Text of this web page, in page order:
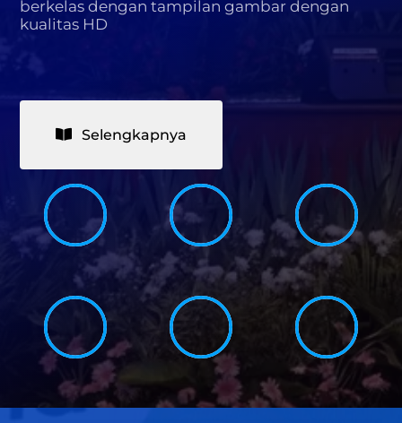
berkelas dengan tampilan gambar dengan
kualitas HD
Selengkapnya